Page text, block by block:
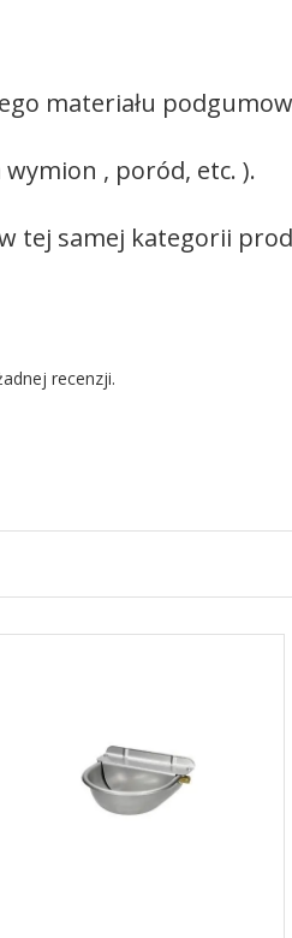
materiału
, poród, etc. ).
tej samej kategorii
recenzji.